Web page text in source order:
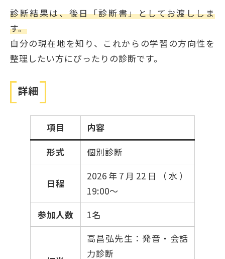
診断結果は、後日「診断書」としてお渡ししま
す。
自分の現在地を知り、これからの学習の方向性を
整理したい方にぴったりの診断です。
詳細
項目
内容
形式
個別診断
日程
2026年7月22日（水）
19:00〜
参加人数
1名
高昌弘先生：発音・会話
力診断